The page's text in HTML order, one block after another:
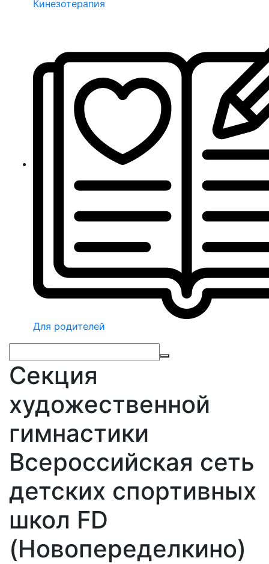
Кинезотерапия
Для родителей
Секция
художественной
гимнастики
Всероссийская сеть
детских спортивных
школ FD
(Новопеределкино)